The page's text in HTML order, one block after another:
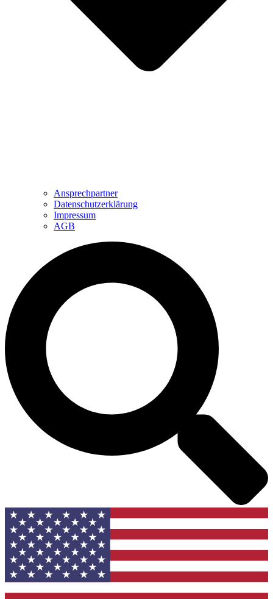
Ansprechpartner
Datenschutzerklärung
Impressum
AGB